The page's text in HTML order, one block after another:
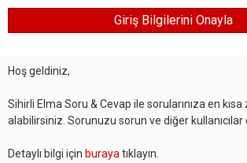
Hoş geldiniz,
Sihirli Elma Soru & Cevap ile sorularınıza en
alabilirsiniz. Sorunuzu sorun ve diğer kullanıcılar
Detaylı bilgi için buraya tıklayın.